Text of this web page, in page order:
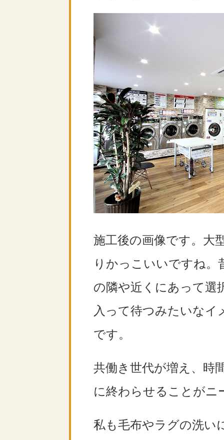
施工後の画像です。大
りかっこいいですね
の隣や近くにあって選
入って待つみたいな
です。
共働き世代が増え、時
に終わらせることがニ
私も毛布やラグの洗い